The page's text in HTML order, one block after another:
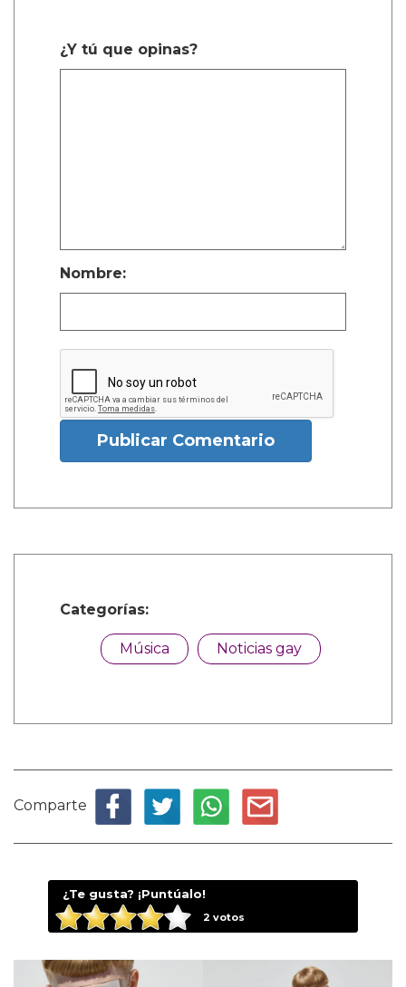
¿Y tú que opinas?
Nombre:
Publicar Comentario
Categorías:
Música Noticias gay
Comparte
¿Te gusta? ¡Puntúalo!
2 votos